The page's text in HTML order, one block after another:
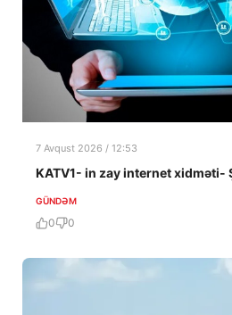
7 Avqust 2026 / 12:53
KATV1- in zay internet xidməti-
GÜNDƏM
0 0